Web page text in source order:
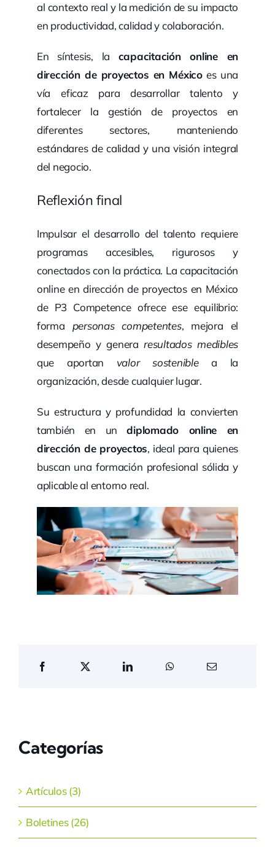
al contexto real y la medición de su impacto
en productividad, calidad y colaboración.
En síntesis, la capacitación online en
dirección de proyectos en Méxicoes una
vía eficaz para desarrollar talento y
fortalecer la gestión de proyectos en
diferentes sectores, manteniendo
estándares de calidad y una visión integral
del negocio.
Reflexión final
Impulsar el desarrollo del talento requiere
programas accesibles, rigurosos y
conectados con la práctica. La capacitación
online en dirección de proyectos en México
de P3 Competence ofrece ese equilibrio:
forma personas competentes, mejora el
desempeño y generaresultados medibles
que aportan valor sosteniblea la
organización, desde cualquier lugar.
Su estructura y profundidad la convierten
también en undiplomado online en
dirección de proyectos, ideal para quienes
buscan una formación profesional sólida y
aplicable al entorno real.
Categorías
Artículos (3)
Boletines (26)